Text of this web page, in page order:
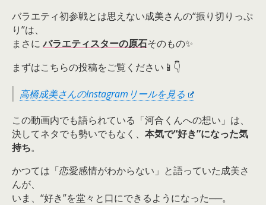
バラエティ初参戦とは思えない成美さんの“振り切りっぷ
り”は、
まさにバラエティスターの原石そのもの✨
まずはこちらの投稿をご覧ください📱👇
高橋成美さんのInstagramリールを見る
この動画内でも語られている「河合くんへの想い」は、
決してネタでも勢いでもなく、 本気で“好き”になった気
持ち。
かつては「恋愛感情がわからない」と語っていた成美さ
んが、
いま、“好き”を堂々と口にできるようになった──。